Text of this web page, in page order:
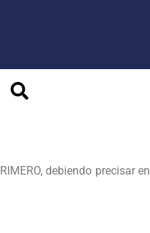
debiendo precisar en